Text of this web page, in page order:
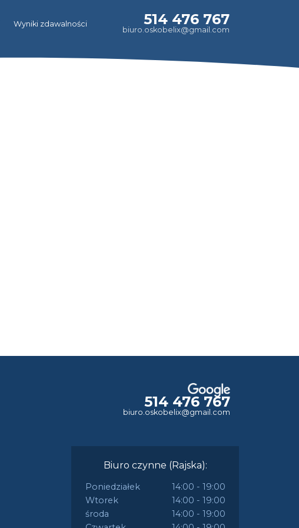
Wyniki zdawalności 514 476 767
biuro.oskobelix@gmail.com
514 476 767
biuro.oskobelix@gmail.com
Biuro czynne (Rajska):
Poniedziałek
14:00 - 19:00
Wtorek
14:00 - 19:00
środa
14:00 - 19:00